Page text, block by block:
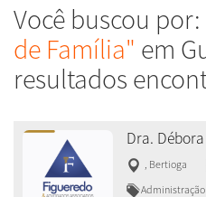
Você buscou por:
de Família" em
resultados
Dra.
Bertioga